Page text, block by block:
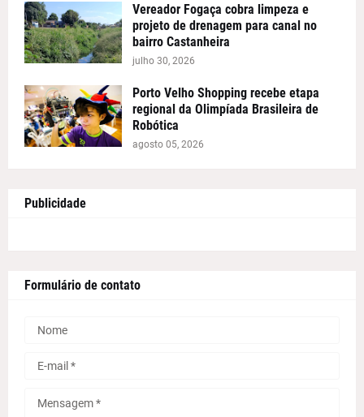
Vereador Fogaça cobra limpeza e
projeto de drenagem para canal no
bairro Castanheira
julho 30, 2026
Porto Velho Shopping recebe etapa
regional da Olimpíada Brasileira de
Robótica
agosto 05, 2026
Publicidade
Formulário de contato